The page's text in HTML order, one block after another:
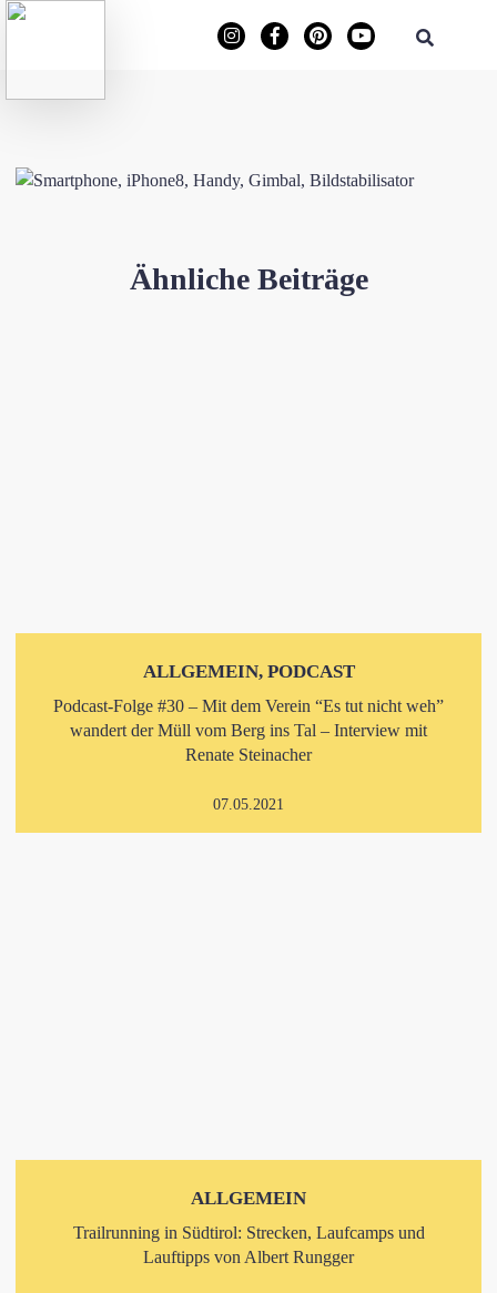
Ähnliche Beiträge
ALLGEMEIN, PODCAST
Podcast-Folge #30 – Mit dem Verein “Es tut nicht weh”
wandert der Müll vom Berg ins Tal – Interview mit
Renate Steinacher
07.05.2021
ALLGEMEIN
Trailrunning in Südtirol: Strecken, Laufcamps und
Lauftipps von Albert Rungger